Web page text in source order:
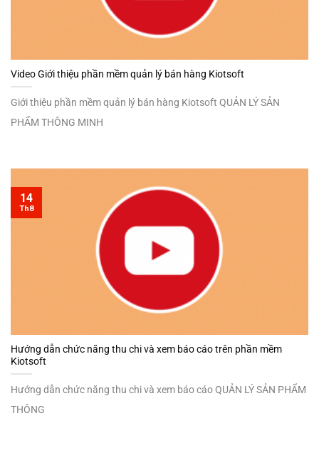
Video Giới thiệu phần mềm quản lý bán hàng Kiotsoft
Giới thiệu phần mềm quản lý bán hàng Kiotsoft QUẢN LÝ SẢN
PHẨM THÔNG MINH
Hướng dẫn chức năng thu chi và xem báo cáo trên phần mềm
Kiotsoft
Hướng dẫn chức năng thu chi và xem báo cáo QUẢN LÝ SẢN PHẨM
THÔNG
14
Th8